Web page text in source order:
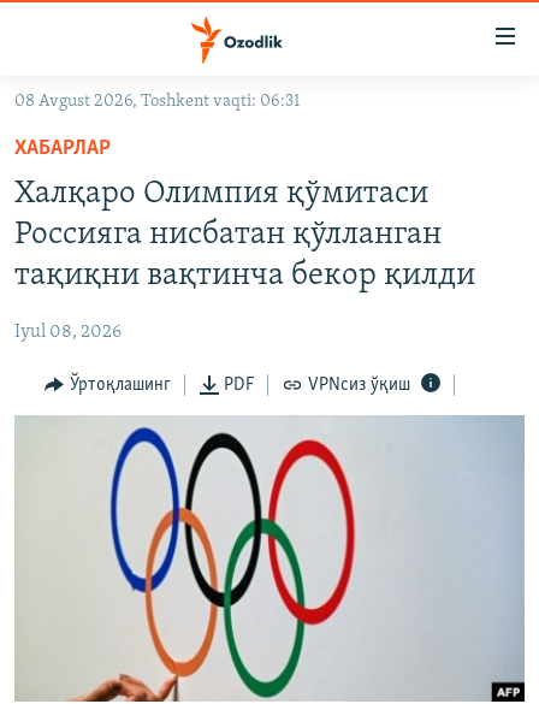
Асосий
навигацияга
ўтинг
Қидиришга
ўтинг
OZODARXIV
На русском
ИЖТИМОИЙ ТАРМОҚЛАР
Озодлик бошқа тилларда
08 Avgust 2026, Toshkent vaqti: 06:31
ХАБАРЛАР
Халқаро Олимпия қўмитаси
Россияга нисбатан қўлланган
тақиқни вақтинча бекор қилди
Iyul 08, 2026
Ўртоқлашинг PDF VPNсиз ўқиш